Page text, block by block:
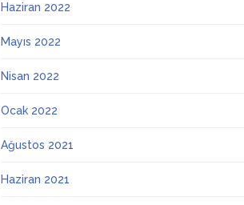
Haziran 2022
Mayıs 2022
Nisan 2022
Ocak 2022
Ağustos 2021
Haziran 2021